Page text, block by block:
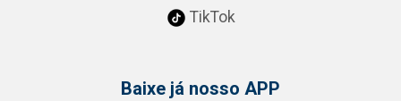
TikTok
Baixe já nosso APP